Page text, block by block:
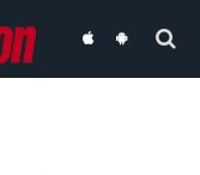
audiovisionaudiovision